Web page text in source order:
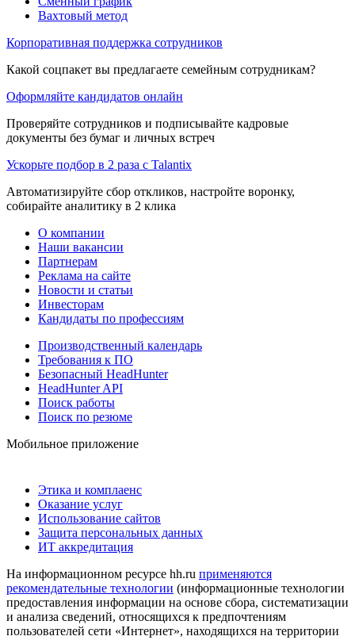
Вахтовый метод
Корпоративная поддержка сотрудников
Какой соцпакет вы предлагаете семейным сотрудникам?
Оформляйте кандидатов онлайн
Проверяйте сотрудников и подписывайте кадровые
документы без бумаг и личных встреч
Ускорьте подбор в 2 раза с Talantix
Автоматизируйте сбор откликов, настройте воронку,
собирайте аналитику в 2 клика
О компании
Наши вакансии
Партнерам
Реклама на сайте
Новости и статьи
Инвесторам
Кандидаты по профессиям
Производственный календарь
Требования к ПО
Безопасный HeadHunter
HeadHunter API
Поиск работы
Поиск по резюме
Мобильное приложение
Этика и комплаенс
Оказание услуг
Использование сайтов
Защита персональных данных
ИТ аккредитация
На информационном ресурсе hh.ru применяются
рекомендательные технологии (информационные технологии
предоставления информации на основе сбора, систематизации
и анализа сведений, относящихся к предпочтениям
пользователей сети «Интернет», находящихся на территории